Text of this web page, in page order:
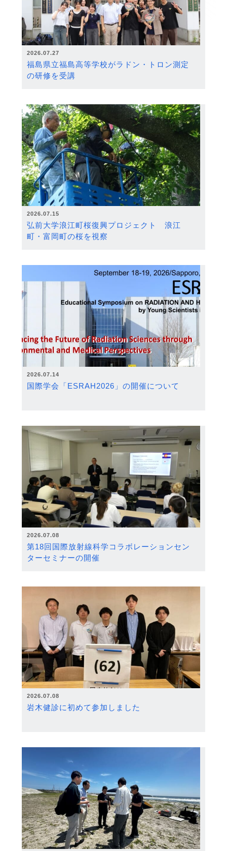
2026.07.27
福島県立福島高等学校がラドン・トロン測定
の研修を受講
2026.07.15
弘前大学浪江町桜復興プロジェクト 浪江
町・富岡町の桜を視察
2026.07.14
国際学会「ESRAH2026」の開催について
2026.07.08
第18回国際放射線科学コラボレーションセン
ターセミナーの開催
2026.07.08
岩木健診に初めて参加しました